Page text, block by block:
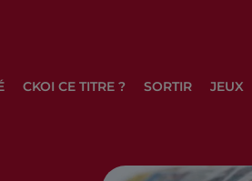
CKOI CE TITRE ? SORTIR JEUX